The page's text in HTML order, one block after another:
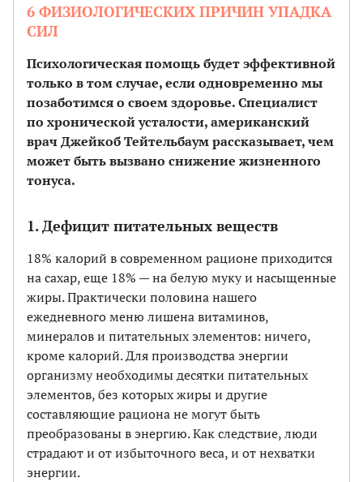
6 ФИЗИОЛОГИЧЕСКИХ ПРИЧИН УПАДКА
СИЛ
Психологическая помощь будет эффективной
только в том случае, если одновременно мы
позаботимся о своем здоровье. Специалист
по хронической усталости, американский
врач Джейкоб Тейтельбаум рассказывает, чем
может быть вызвано снижение жизненного
тонуса.
1. Дефицит питательных веществ
18% калорий в современном рационе приходится
на сахар, еще 18% — на белую муку и насыщенные
жиры. Практически половина нашего
ежедневного меню лишена витаминов,
минералов и питательных элементов: ничего,
кроме калорий. Для производства энергии
организму необходимы десятки питательных
элементов, без которых жиры и другие
составляющие рациона не могут быть
преобразованы в энергию. Как следствие, люди
страдают и от избыточного веса, и от нехватки
энергии.